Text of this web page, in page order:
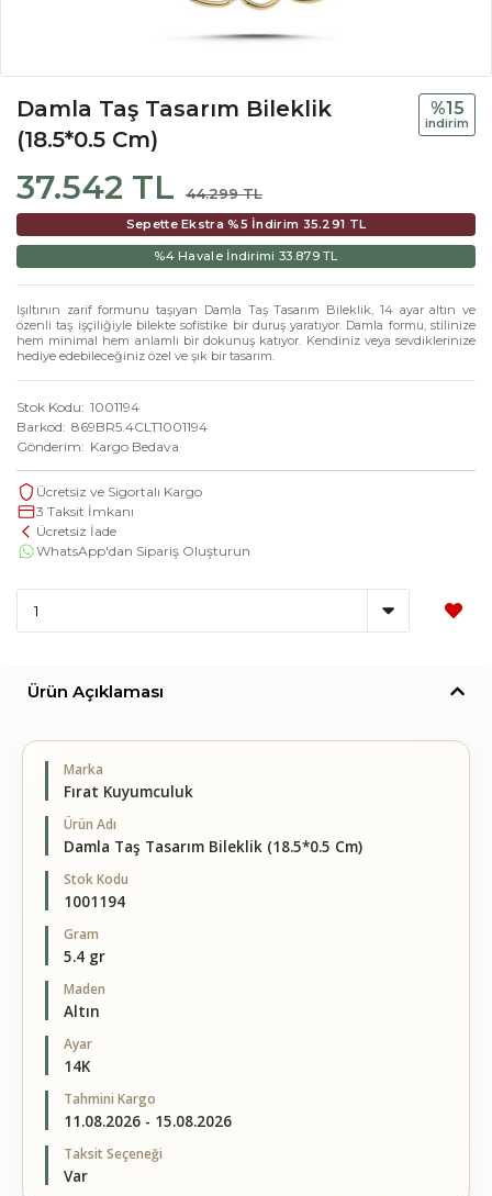
Damla Taş Tasarım Bileklik
(18.5*0.5 Cm)
37.542 TL 44.299 TL
%15
i̇ndi̇ri̇m
Sepette Ekstra %5 İndirim 35.291 TL
%4 Havale İndirimi 33.879 TL
Işıltının zarif formunu taşıyan Damla Taş Tasarım Bileklik, 14 ayar altın ve
özenli taş işçiliğiyle bilekte sofistike bir duruş yaratıyor. Damla formu, stilinize
hem minimal hem anlamlı bir dokunuş katıyor. Kendiniz veya sevdiklerinize
hediye edebileceğiniz özel ve şık bir tasarım.
Stok Kodu 1001194
Barkod 869BR5.4CLT1001194
Gönderim
Kargo Bedava
Ücretsiz ve Sigortalı Kargo
3 Taksit İmkanı
Ücretsiz İade
WhatsApp'dan Sipariş Oluşturun
Ürün Açıklaması
Marka
Fırat Kuyumculuk
Ürün Adı
Damla Taş Tasarım Bileklik (18.5*0.5 Cm)
Stok Kodu
1001194
Gram
5.4 gr
Maden
Altın
Ayar
14K
Tahmini Kargo
11.08.2026 - 15.08.2026
Taksit Seçeneği
Var